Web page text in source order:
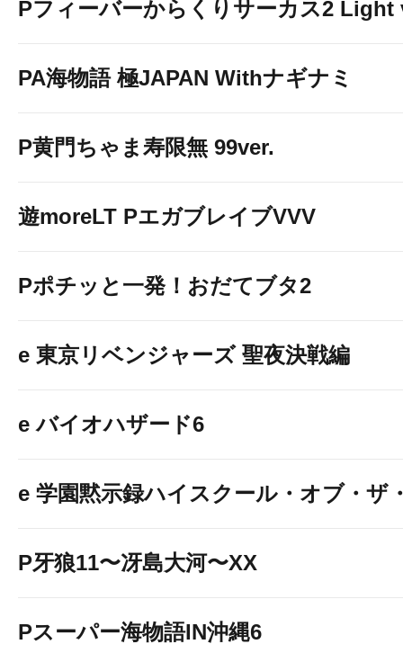
Pフィーバーからくりサーカス2 Light
PA海物語 極JAPAN Withナギナミ
P黄門ちゃま寿限無 99ver.
遊moreLT PエガブレイブVVV
Pポチッと一発！おだてブタ2
e 東京リベンジャーズ 聖夜決戦編
e バイオハザード6
e 学園黙示録ハイスクール・オブ・ザ
P牙狼11〜冴島大河〜XX
Pスーパー海物語IN沖縄6